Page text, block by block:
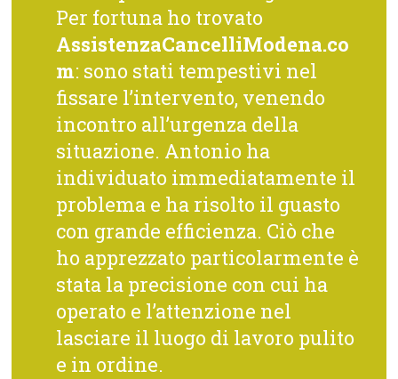
Per fortuna ho trovato
AssistenzaCancelliModena.co
m: sono stati tempestivi nel
fissare l’intervento, venendo
incontro all’urgenza della
situazione. Antonio ha
individuato immediatamente il
problema e ha risolto il guasto
con grande efficienza. Ciò che
ho apprezzato particolarmente è
stata la precisione con cui ha
operato e l’attenzione nel
lasciare il luogo di lavoro pulito
e in ordine.